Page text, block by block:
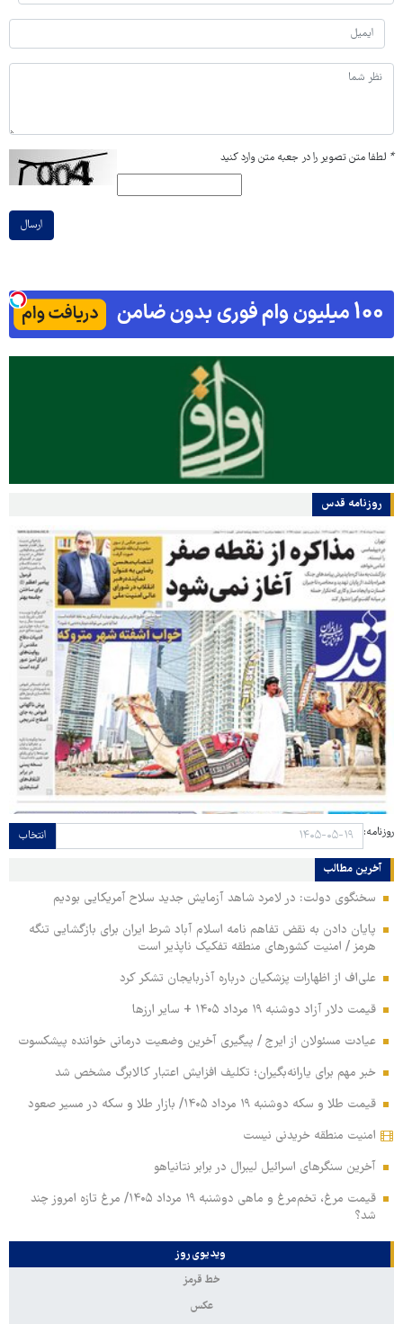
* لطفا متن تصویر را در جعبه متن وارد کنید
ارسال
روزنامه قدس
روزنامه: انتخاب
آخرین مطالب
سخنگوی دولت: در لامرد شاهد آزمایش جدید سلاح آمریکایی بودیم
پایان دادن به نقض تفاهم نامه اسلام آباد شرط ایران برای بازگشایی تنگه
هرمز / امنیت کشورهای منطقه تفکیک ناپذیر است
علی‌اف از اظهارات پزشکیان درباره آذربایجان تشکر کرد
قیمت دلار آزاد دوشنبه ۱۹ مرداد ۱۴۰۵ + سایر ارزها
عیادت مسئولان از ایرج / پیگیری آخرین وضعیت درمانی خواننده پیشکسوت
خبر مهم برای یارانه‌بگیران؛ تکلیف افزایش اعتبار کالابرگ مشخص شد
قیمت طلا و سکه دوشنبه ۱۹ مرداد ۱۴۰۵/ بازار طلا و سکه در مسیر صعود
امنیت منطقه خریدنی نیست
آخرین سنگرهای اسرائیل لیبرال در برابر نتانیاهو
قیمت مرغ، تخم‌مرغ و ماهی دوشنبه ۱۹ مرداد ۱۴۰۵/ مرغ تازه امروز چند
شد؟
ویدیوی روز
خط قرمز
عکس